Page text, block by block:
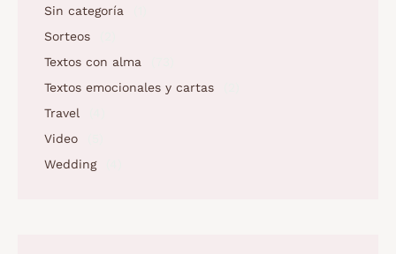
Sin categoría
Sorteos
Textos con alma
Textos emocionales y cartas
Travel
Video
Wedding